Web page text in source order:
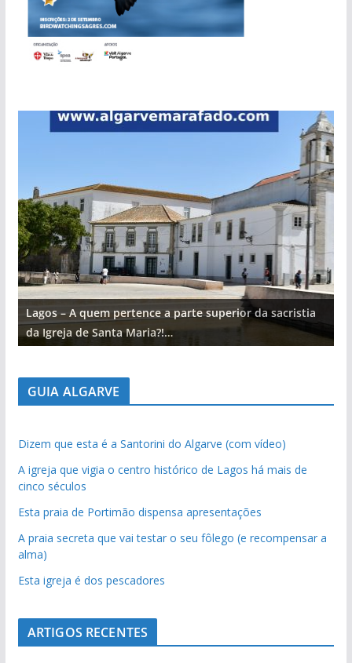
Lagos – A quem pertence a parte superior da sacristia
da Igreja de Santa Maria?!…
GUIA ALGARVE
Dizem que esta é a Santorini do Algarve (com vídeo)
A igreja que vigia o centro histórico de Lagos há mais de
cinco séculos
Esta praia de Portimão dispensa apresentações
A praia secreta que vai testar o seu fôlego (e recompensar a
alma)
Esta igreja é dos pescadores
ARTIGOS RECENTES